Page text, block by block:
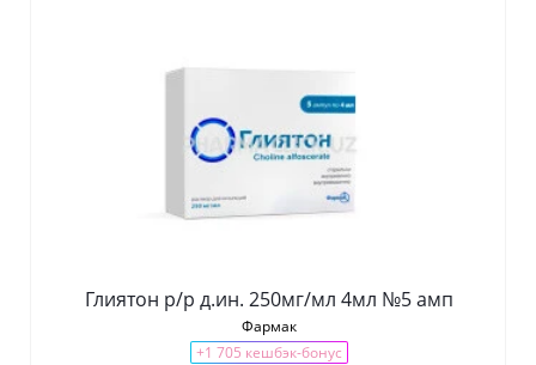
Глиятон р/р д.ин. 250мг/мл 4мл №5 амп
Фармак
+1 705 кешбэк-бонус